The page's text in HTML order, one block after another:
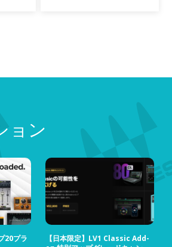
ョン
20プラ
【日本限定】LV1 Classic Add-